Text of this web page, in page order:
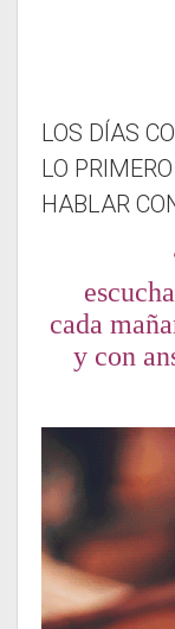
LOS DÍAS
LO
HABLAR
cada
y con